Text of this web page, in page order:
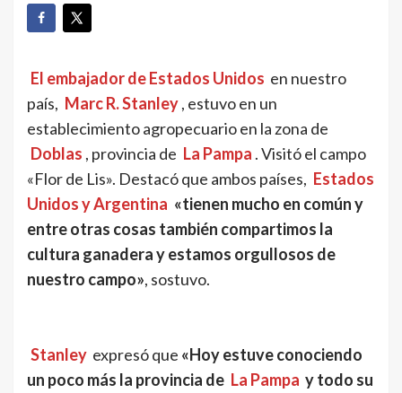
El embajador de Estados Unidos en nuestro
país, Marc R. Stanley , estuvo en un
establecimiento agropecuario en la zona de
Doblas , provincia de La Pampa . Visitó el campo
«Flor de Lis». Destacó que ambos países, Estados
Unidos y Argentina «tienen mucho en común y
entre otras cosas también compartimos la
cultura ganadera y estamos orgullosos de
nuestro campo», sostuvo.
Stanley expresó que «Hoy estuve conociendo
un poco más la provincia de La Pampa y todo su